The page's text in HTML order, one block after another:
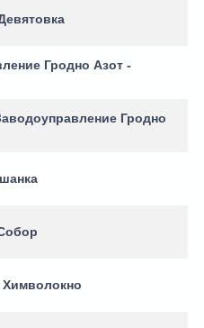
Гродно Азот -
Гродно
Химволокно